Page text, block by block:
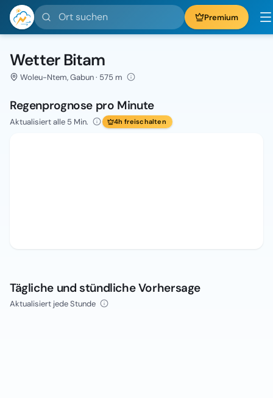
Ort suchen Premium
Wetter Bitam
Woleu-Ntem, Gabun · 575 m
Regenprognose pro Minute
Aktualisiert alle 5 Min. 4h freischalten
Tägliche und stündliche Vorhersage
Aktualisiert jede Stunde